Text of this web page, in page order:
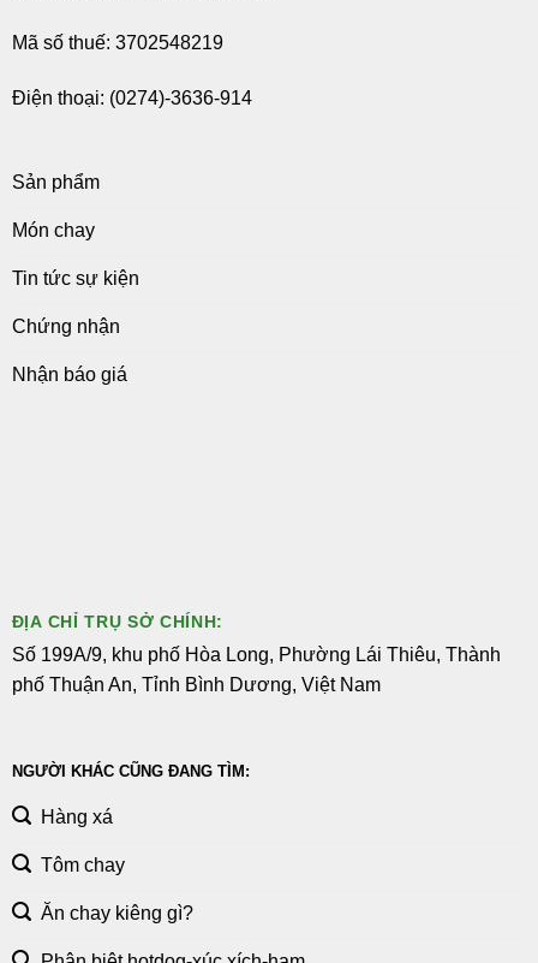
Mã số thuế: 3702548219
Điện thoại: (0274)-3636-914
Sản phẩm
Món chay
Tin tức sự kiện
Chứng nhận
Nhận báo giá
ĐỊA CHỈ TRỤ SỞ CHÍNH:
Số 199A/9, khu phố Hòa Long, Phường Lái Thiêu, Thành
phố Thuận An, Tỉnh Bình Dương, Việt Nam
NGƯỜI KHÁC CŨNG ĐANG TÌM:
Hàng xá
Tôm chay
Ăn chay kiêng gì?